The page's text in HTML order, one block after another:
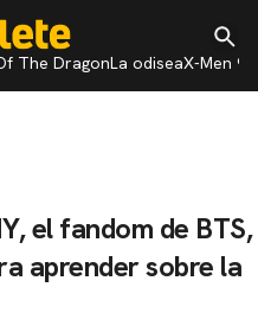
The DragonLa odiseaX-Men 97
el fandom de BTS,
aprender sobre la